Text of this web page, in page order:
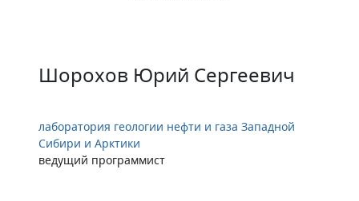
Шорохов Юрий Сергеевич
лаборатория геологии нефти и газа Западной
Сибири и Арктики
ведущий программист